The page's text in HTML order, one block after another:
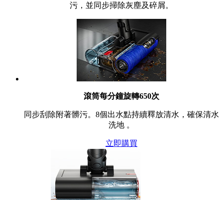
污，並同步掃除灰塵及碎屑。
滾筒每分鐘旋轉650次
同步刮除附著髒污。8個出水點持續釋放清水，確保清水
洗地 。
立即購買